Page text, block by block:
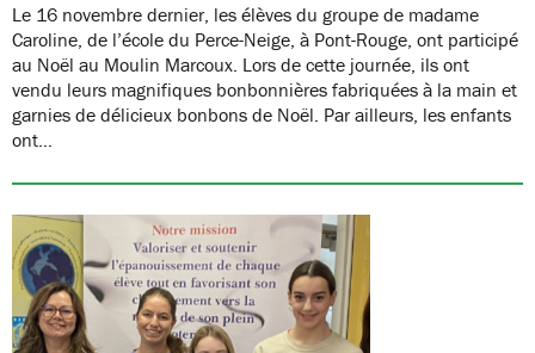
Le 16 novembre dernier, les élèves du groupe de madame
Caroline, de l’école du Perce-Neige, à Pont-Rouge, ont participé
au Noël au Moulin Marcoux. Lors de cette journée, ils ont
vendu leurs magnifiques bonbonnières fabriquées à la main et
garnies de délicieux bonbons de Noël. Par ailleurs, les enfants
ont…